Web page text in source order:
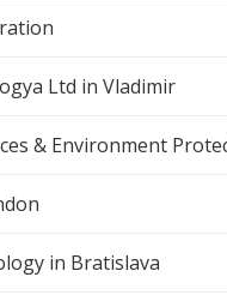
Ltd in Vladimir
& Environment
in Bratislava